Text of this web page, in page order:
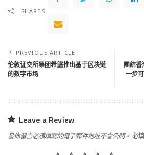
SHARES
PREVIOUS ARTICLE
伦敦证交所集团希望推出基于区块链
的数字市场
團結
一步
Leave a Review
發佈留言必須填寫的電子郵件地址不會公開。 必